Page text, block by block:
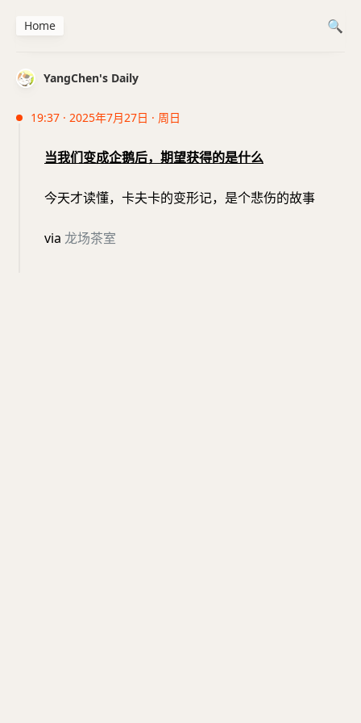
YangChen's Daily
19:37 · 2025年7月27日 · 周日
当我们变成企鹅后，期望获得的是什么
今天才读懂，卡夫卡的变形记，是个悲伤的故事
via 龙场茶室
Home